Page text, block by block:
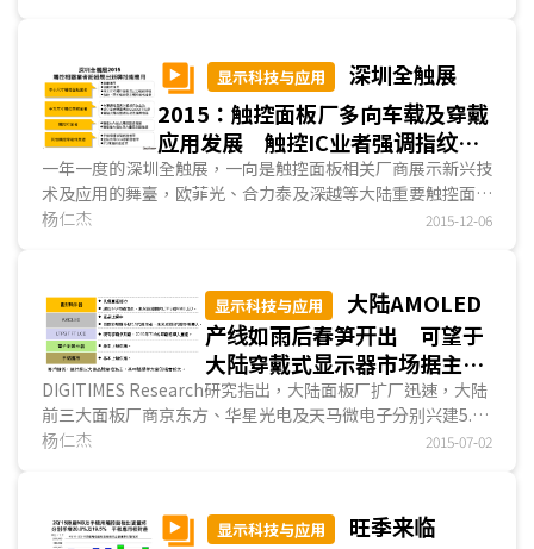
显示科技与应用
深圳全触展
2015：触控面板厂多向车载及穿戴
应用发展 触控IC业者强调指纹及
力量傳感器
一年一度的深圳全触展，一向是触控面板相关厂商展示新兴技
术及应用的舞臺，欧菲光、合力泰及深越等大陆重要触控面板
厂、新思(Synaptics)、敦泰、晶门科技(Solomon)等重要触
杨仁杰 2015-12-06
显示科技与应用
大陆AMOLED
产线如雨后春笋开出 可望于
大陆穿戴式显示器市场据主角
地位
DIGITIMES Research研究指出，大陆面板厂扩厂迅速，大陆
前三大面板厂商京东方、华星光电及天马微电子分别兴建5.5
代以上LTPS TFT LCD产线，并皆将进一步往AMOLED面板发
杨仁杰 2015-07-02
显示科技与应用
旺季来临